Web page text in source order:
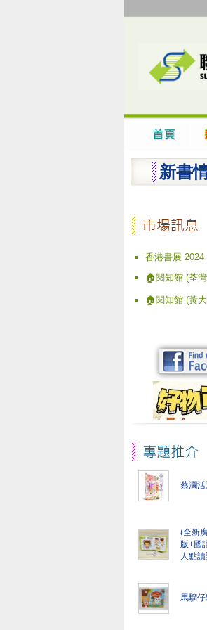
新書
香港書展 2024
🏠閱知館 (荃
🏠閱知館 (黃
蔡瀾活
(全新
版+國
人點
馬騮